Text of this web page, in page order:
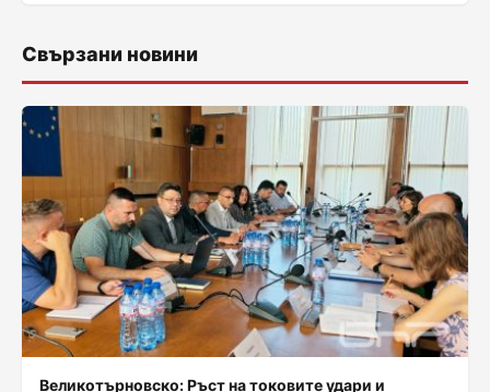
Свързани новини
Великотърновско: Ръст на токовите удари и